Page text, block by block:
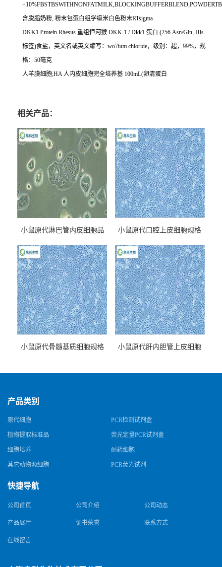
含脱脂奶粉, 粉末包蛋白组学级米白色粉末RTsigma
DKK1 Protein Rhesus 重组恒河猴 DKK-1 / Dkk1 蛋白 (256 Asn/Gln, His
标签)食盐，英文名或英文缩写： wo7ium chloride，级别：超， 99%，规
格： 50毫克
人羊膜细胞;HA人内皮细胞完全培养基 100mL(卵清蛋白
相关产品：
小鼠原代淋巴管内皮细胞品
小鼠原代口腔上皮细胞规格
小鼠原代骨髓基质细胞规格
小鼠原代肝内胆管上皮细胞
产品类别
原代细胞 PCR检测试剂盒
植物提取标准品 荧光定量PCR试剂盒
细胞培养 耐药细胞
其它动物源细胞 PCR荧光试剂
快捷导航
公司首页 公司介绍 公司动态
产品展厅 证书荣誉 联系方式
在线留言